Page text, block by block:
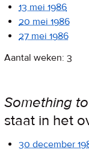
13 mei 1986
20 mei 1986
27 mei 1986
Aantal weken: 3
Something
staat in het
30 december